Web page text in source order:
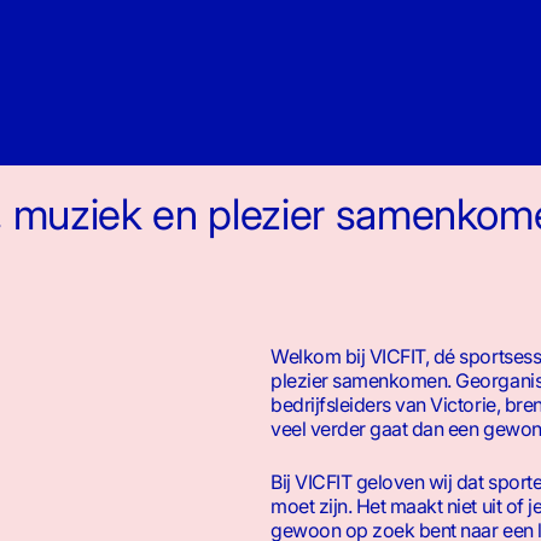
en plezier
Welkom bij VICFIT, dé
plezier samenkomen.
bedrijfsleiders van Victorie,
veel verder gaat dan een
Bij VICFIT geloven wij dat
moet zijn. Het maakt niet uit of
gewoon op zoek bent naar